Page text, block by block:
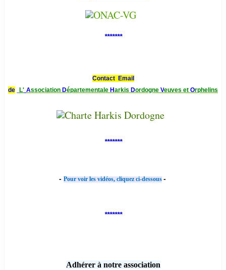
*******
Contact Email
de
L' Association Départementale Harkis Dordogne Veuves et Orphelins
*******
- Pour voir les vidéos, cliquez ci-dessous -
*******
Adhérer à notre association